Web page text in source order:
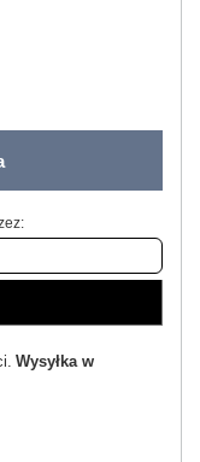
Wysyłka w